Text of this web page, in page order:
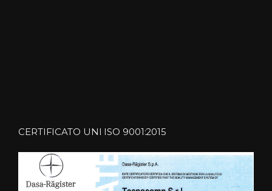
CERTIFICATO UNI ISO 9001:2015